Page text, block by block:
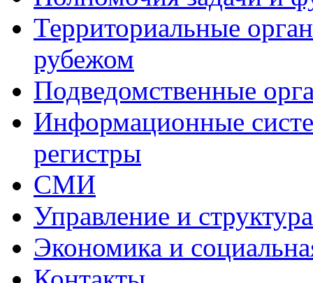
Территориальные
рубежом
Подведомственные
Информационные
регистры
СМИ
Управление и
Экономика и